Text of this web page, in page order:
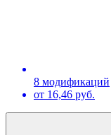
8 модификаций
от 16,46 руб.